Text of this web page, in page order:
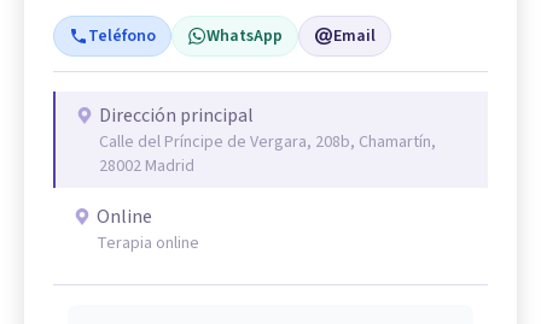
Teléfono WhatsApp Email
Dirección principal
Calle del Príncipe de Vergara, 208b, Chamartín,
28002 Madrid
Online
Terapia online